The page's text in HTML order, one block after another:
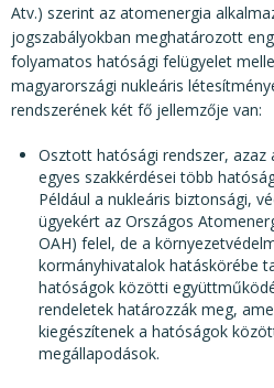
BEMUTATKOZÁS
FELADATOK
KÖZÉRDEKŰ ADATOK
JOGI SZABÁLYOZÁS,
KIADVÁNYOK, JELENTÉSEK
NYOMTATVÁNYOK,
E-ÜGYINTÉZÉS
Atv.) szerint az atomenergia
jogszabályokban meghatározott
folyamatos hatósági felügyelet
magyarországi nukleáris
rendszerének két fő jellemzője van:
Osztott hatósági rendszer, azaz
egyes szakkérdései több
Például a nukleáris biztonsági,
ügyekért az Országos
OAH) felel, de a
kormányhivatalok hatáskörébe
hatóságok közötti
rendeletek határozzák meg,
kiegészítenek a hatóságok
megállapodások.